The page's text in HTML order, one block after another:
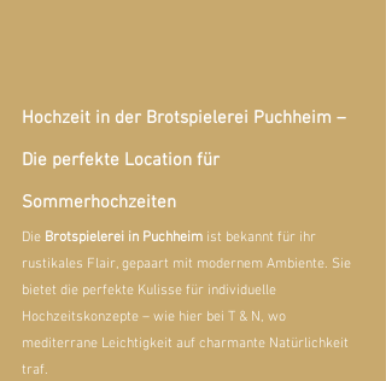
Hochzeit in der Brotspielerei Puchheim –
Die perfekte Location für
Sommerhochzeiten
Die Brotspielerei in Puchheim ist bekannt für ihr
rustikales Flair, gepaart mit modernem Ambiente. Sie
bietet die perfekte Kulisse für individuelle
Hochzeitskonzepte – wie hier bei T & N, wo
mediterrane Leichtigkeit auf charmante Natürlichkeit
traf.